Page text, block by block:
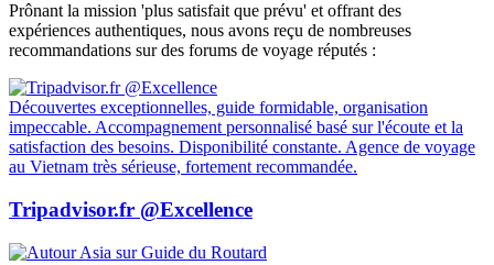
Prônant la mission 'plus satisfait que prévu' et offrant des
expériences authentiques, nous avons reçu de nombreuses
recommandations sur des forums de voyage réputés :
Découvertes exceptionnelles, guide formidable, organisation
impeccable. Accompagnement personnalisé basé sur l'écoute et la
satisfaction des besoins. Disponibilité constante. Agence de voyage
au Vietnam très sérieuse, fortement recommandée.
Tripadvisor.fr @Excellence